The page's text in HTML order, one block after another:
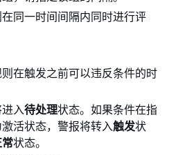
同一时间间隔内同时进行评
在触发之前可以违反条件的时
入待处理状态。如果条件在指
活状态，警报将转入触发状
状态。